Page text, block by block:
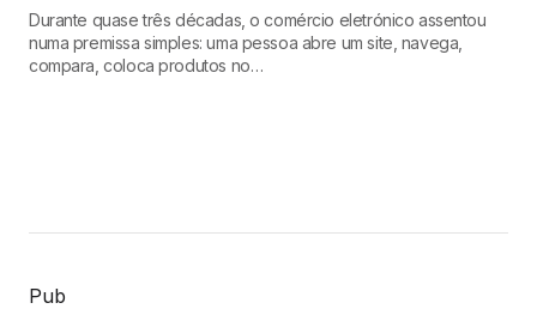
Durante quase três décadas, o comércio eletrónico assentou
numa premissa simples: uma pessoa abre um site, navega,
compara, coloca produtos no…
Pub